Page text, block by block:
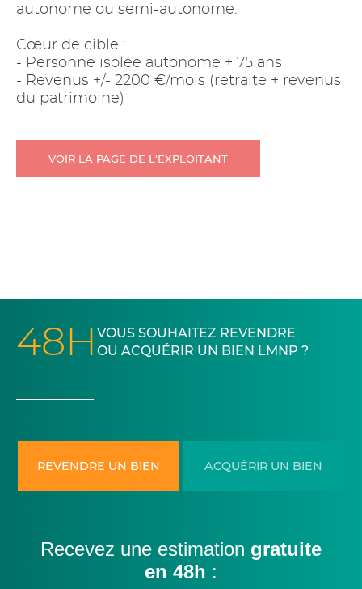
autonome ou semi-autonome.
Cœur de cible :
- Personne isolée autonome + 75 ans
- Revenus +/- 2200 €/mois (retraite + revenus
du patrimoine)
VOIR LA PAGE DE L'EXPLOITANT
48H VOUS SOUHAITEZ REVENDRE
OU ACQUÉRIR UN BIEN LMNP ?
REVENDRE UN BIEN ACQUÉRIR UN BIEN